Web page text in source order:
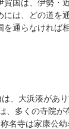
賀国は、伊勢・
には、どの道を
を通らなければ
、大浜湊があ
、多くの寺院が
名寺は家康公